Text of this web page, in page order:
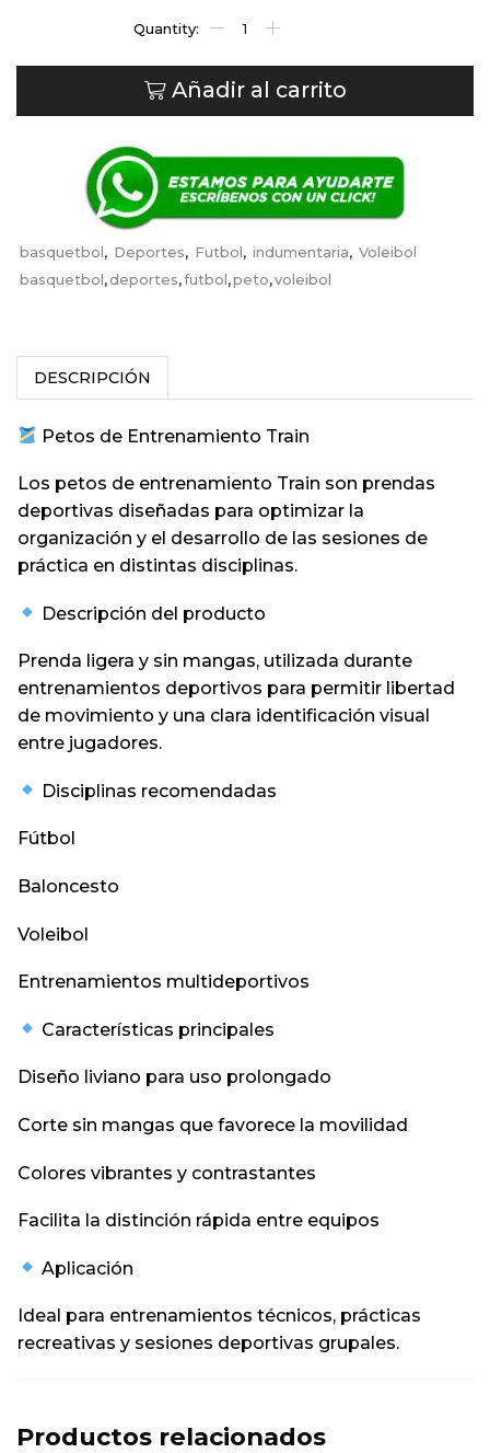
Añadir al carrito
basquetbol, Deportes, Futbol, indumentaria, Voleibol
basquetbol,deportes,futbol,peto,voleibol
DESCRIPCIÓN
Petos de Entrenamiento Train
Los petos de entrenamiento Train son prendas
deportivas diseñadas para optimizar la
organización y el desarrollo de las sesiones de
práctica en distintas disciplinas.
Descripción del producto
Prenda ligera y sin mangas, utilizada durante
entrenamientos deportivos para permitir libertad
de movimiento y una clara identificación visual
entre jugadores.
Disciplinas recomendadas
Fútbol
Baloncesto
Voleibol
Entrenamientos multideportivos
Características principales
Diseño liviano para uso prolongado
Corte sin mangas que favorece la movilidad
Colores vibrantes y contrastantes
Facilita la distinción rápida entre equipos
Aplicación
Ideal para entrenamientos técnicos, prácticas
recreativas y sesiones deportivas grupales.
Productos relacionados